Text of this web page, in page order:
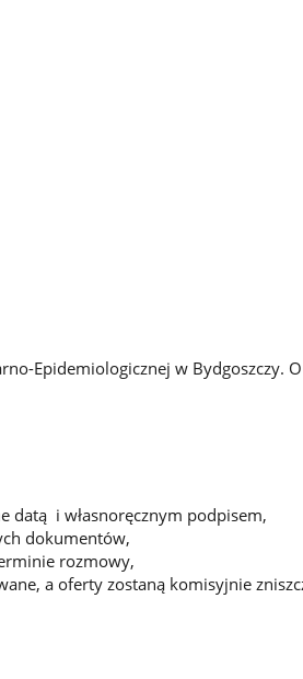
Epidemiologicznej w Bydgoszczy.
datą i własnoręcznym podpisem,
dokumentów,
rozmowy,
a oferty zostaną komisyjnie